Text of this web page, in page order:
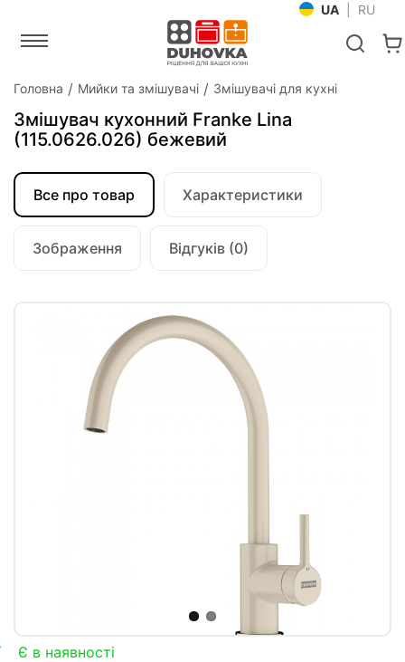
UA RU
Головна Мийки та змішувачі Змішувачі для кухні
Змішувач кухонний Franke Lina
(115.0626.026) бежевий
Все про товар Характеристики
Зображення Відгуків (0)
Є в наявності